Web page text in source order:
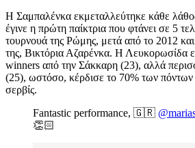
Η Σαμπαλένκα εκμεταλλεύτηκε κάθε λάθος
έγινε η πρώτη παίκτρια που φτάνει σε 5
τουρνουά της Ρώμης, μετά από το 2012
της, Βικτόρια Αζαρένκα. Η Λευκορωσίδα
winners από την Σάκκαρη (23), αλλά
(25), ωστόσο, κέρδισε το 70% των
σερβίς.
Fantastic performance, 🇬🇷
👏🏻